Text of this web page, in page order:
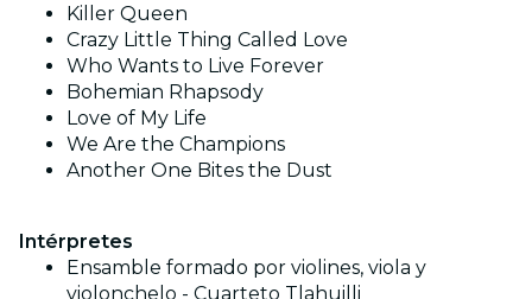
Killer Queen
Crazy Little Thing Called Love
Who Wants to Live Forever
Bohemian Rhapsody
Love of My Life
We Are the Champions
Another One Bites the Dust
Intérpretes
Ensamble formado por violines, viola y
violonchelo - Cuarteto Tlahuilli